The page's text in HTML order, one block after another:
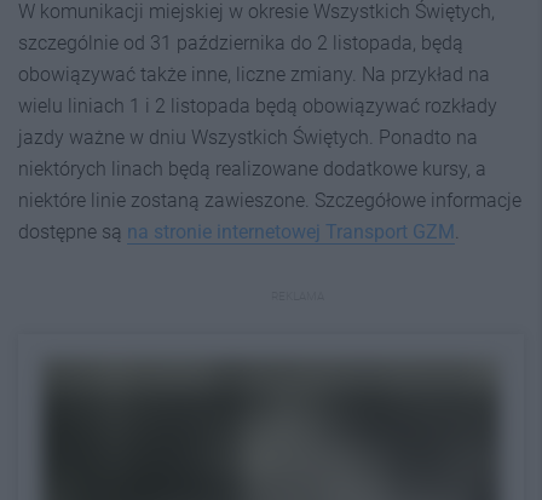
W komunikacji miejskiej w okresie Wszystkich Świętych,
szczególnie od 31 października do 2 listopada, będą
obowiązywać także inne, liczne zmiany. Na przykład na
wielu liniach 1 i 2 listopada będą obowiązywać rozkłady
jazdy ważne w dniu Wszystkich Świętych. Ponadto na
niektórych linach będą realizowane dodatkowe kursy, a
niektóre linie zostaną zawieszone. Szczegółowe informacje
dostępne są na stronie internetowej Transport GZM